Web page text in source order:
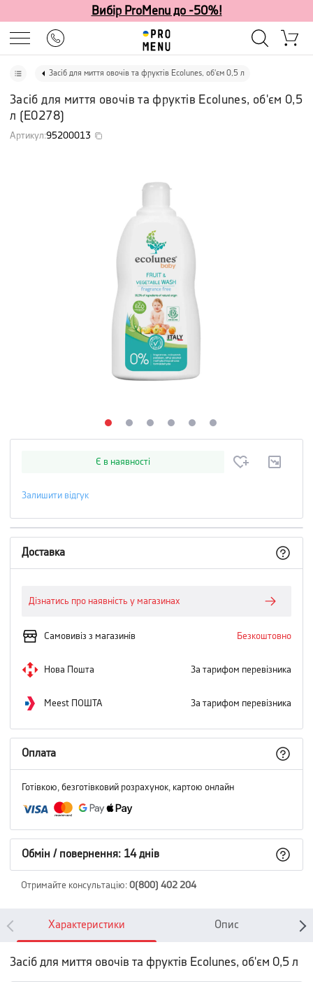
Вибір ProMenu до -50%!
Засіб для миття овочів та фруктів Ecolunes, об'єм 0,5 л
Засіб для миття овочів та фруктів Ecolunes, об'єм 0,5
л ( E0278)
Артикул:95200013
Є в наявності
Залишити відгук
Доставка
Дізнатись про наявність у магазинах
Самовивіз з магазинів Безкоштовно
Нова Пошта За тарифом перевізника
Meest ПОШТА За тарифом перевізника
Оплата
Готівкою, безготівковий розрахунок, картою онлайн
Обмін / повернення: 14 днів
Отримайте консультацію: 0(800) 402 204
Характеристики Опис
Засіб для миття овочів та фруктів Ecolunes, об'єм 0,5 л